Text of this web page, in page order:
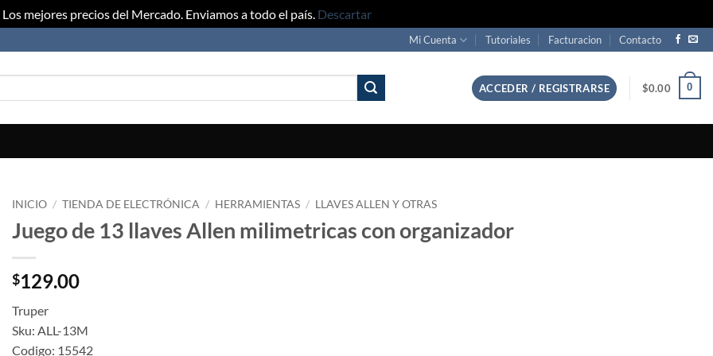
Los mejores precios del Mercado. Enviamos a todo el país. Descartar
Mi Cuenta Tutoriales Facturacion Contacto
ACCEDER / REGISTRARSE $0.00 0
INICIO / TIENDA DE ELECTRÓNICA / HERRAMIENTAS / LLAVES ALLEN Y OTRAS
Juego de 13 llaves Allen milimetricas con organizador
$129.00
Truper
Sku: ALL-13M
Codigo: 15542